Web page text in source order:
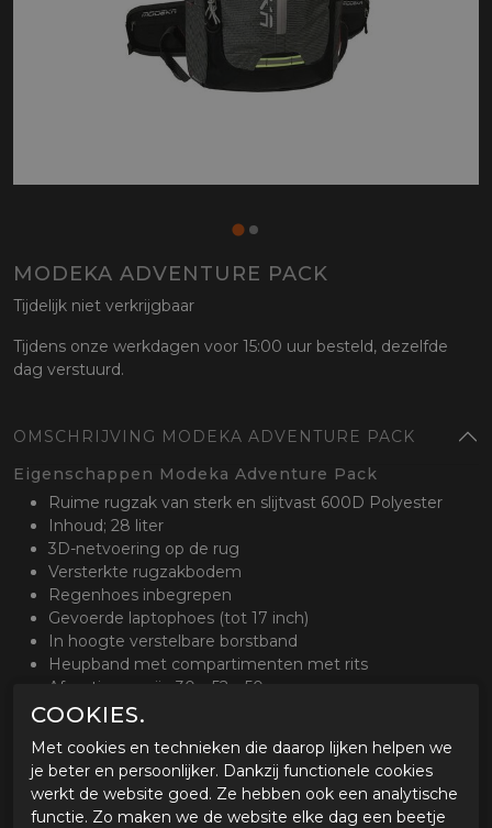
MODEKA ADVENTURE PACK
Tijdelijk niet verkrijgbaar
Tijdens onze werkdagen voor 15:00 uur besteld, dezelfde
dag verstuurd.
OMSCHRIJVING MODEKA ADVENTURE PACK
Eigenschappen Modeka Adventure Pack
Ruime rugzak van sterk en slijtvast 600D Polyester
Inhoud; 28 liter
3D-netvoering op de rug
Versterkte rugzakbodem
Regenhoes inbegrepen
Gevoerde laptophoes (tot 17 inch)
In hoogte verstelbare borstband
Heupband met compartimenten met rits
Afmetingen zijn 30 x 52 x 50
Optioneel
Wil je een rugtas die van zichzelf waterdicht is, dan is de
Modeka dry pack rugtas misschien meer geschikt voor
je
COOKIES.
Met cookies en technieken die daarop lijken helpen we
je beter en persoonlijker. Dankzij functionele cookies
werkt de website goed. Ze hebben ook een analytische
functie. Zo maken we de website elke dag een beetje